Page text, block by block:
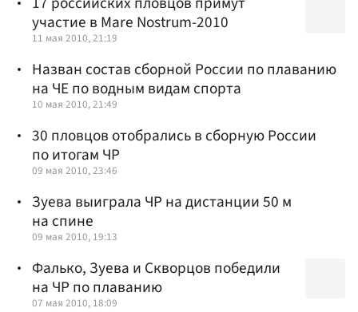
участие в Mare Nostrum-2010
11 мая 2010, 21:19
Назван состав сборной России по плаванию
на ЧЕ по водным видам спорта
10 мая 2010, 21:49
30 пловцов отобрались в сборную России
по итогам ЧР
09 мая 2010, 23:46
Зуева выиграла ЧР на дистанции 50 м
на спине
09 мая 2010, 19:13
Фалько, Зуева и Скворцов победили
на ЧР по плаванию
07 мая 2010, 18:09